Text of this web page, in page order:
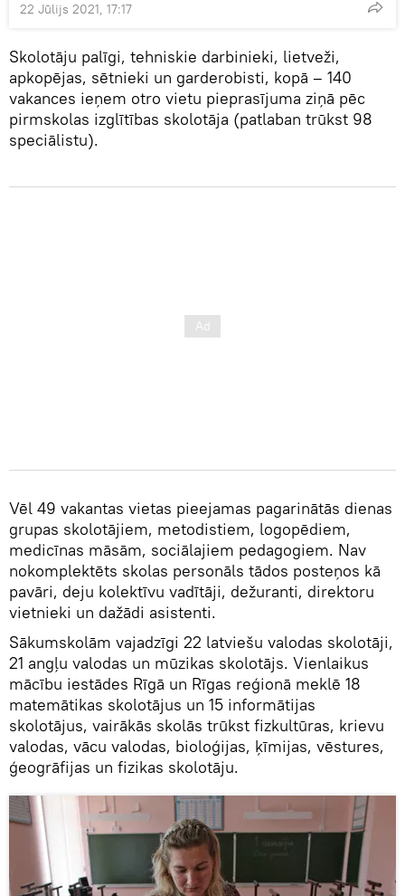
22 Jūlijs 2021, 17:17
Skolotāju palīgi, tehniskie darbinieki, lietveži,
apkopējas, sētnieki un garderobisti, kopā – 140
vakances ieņem otro vietu pieprasījuma ziņā pēc
pirmskolas izglītības skolotāja (patlaban trūkst 98
speciālistu).
Vēl 49 vakantas vietas pieejamas pagarinātās dienas
grupas skolotājiem, metodistiem, logopēdiem,
medicīnas māsām, sociālajiem pedagogiem. Nav
nokomplektēts skolas personāls tādos posteņos kā
pavāri, deju kolektīvu vadītāji, dežuranti, direktoru
vietnieki un dažādi asistenti.
Sākumskolām vajadzīgi 22 latviešu valodas skolotāji,
21 angļu valodas un mūzikas skolotājs. Vienlaikus
mācību iestādes Rīgā un Rīgas reģionā meklē 18
matemātikas skolotājus un 15 informātijas
skolotājus, vairākās skolās trūkst fizkultūras, krievu
valodas, vācu valodas, bioloģijas, ķīmijas, vēstures,
ģeogrāfijas un fizikas skolotāju.